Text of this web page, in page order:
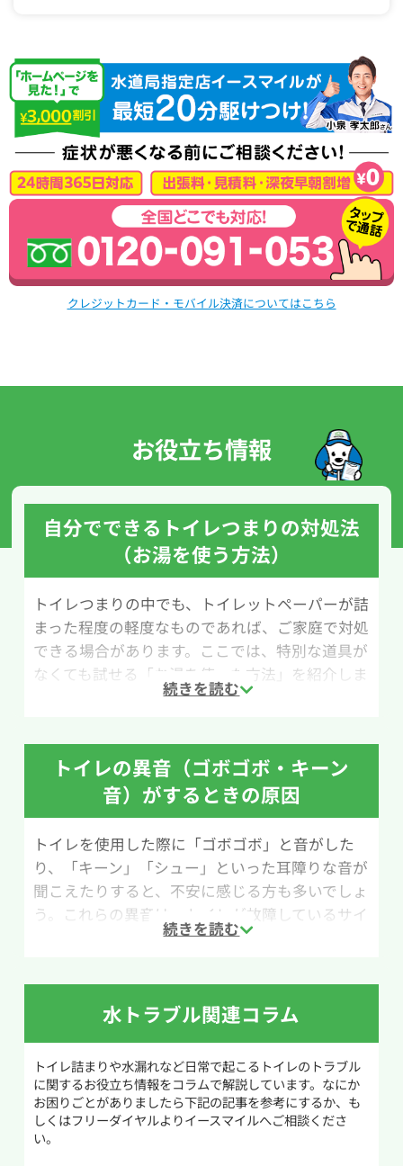
クレジットカード・モバイル決済についてはこちら
お役立ち情報
自分でできるトイレつまりの対処法
（お湯を使う方法）
トイレつまりの中でも、トイレットペーパーが詰
まった程度の軽度なものであれば、ご家庭で対処
できる場合があります。ここでは、特別な道具が
なくても試せる「お湯を使った方法」を紹介しま
注げる容器と、50℃程度のお湯です。お湯の温度
には注意が必要で、熱湯を使うと便器が急激な温
度変化でひび割れたり破損したりする恐れがあ
作業手順は以下の通りです。まず、便器内の水位
が高くなっている場合は、バケツなどで水を汲み
出して普段の水位まで減らします。その後、用意
したお湯を少し高い位置からゆっくり注ぎます。
を流して改善しているか確認しましょう。
この方法は、お湯によってトイレットペーパーを
ふやかし、詰まりの原因をほぐす仕組みです。さ
らに高い位置からお湯を注ぐことで水圧が加わ
り、詰まりを押し流しやすくなります。ただし、
固形物を落とした場合や症状が改善しない場合
は、無理をせず専門業者に相談することをおす
トイレの異音（ゴボゴボ・キーン
音）がするときの原因
トイレを使用した際に「ゴボゴボ」と音がした
り、「キーン」「シュー」といった耳障りな音が
聞こえたりすると、不安に感じる方も多いでしょ
う。これらの異音は、トイレが故障しているサイ
ンのひとつであり、原因によっては早めの対応が
うまくいっていないときに発生しやすく、軽度の
つまりや配管内に汚れが溜まっている可能性が考
えられます。トイレットペーパーの流しすぎや、
長年の使用による汚れの蓄積が原因になることも
あり、放置するとつまりが悪化するケースもあり
ます。
水トラブル関連コラム
トイレ詰まりや水漏れなど日常で起こるトイレのトラブル
に関するお役立ち情報をコラムで解説しています。なにか
お困りごとがありましたら下記の記事を参考にするか、も
しくはフリーダイヤルよりイースマイルへご相談くださ
い。